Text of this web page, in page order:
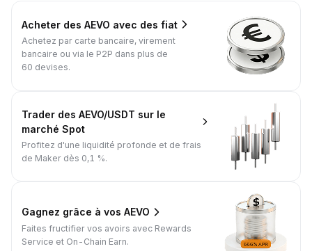
Acheter des AEVO avec des fiat
Achetez par carte bancaire, virement
bancaire ou via le P2P dans plus de
60 devises.
Trader des AEVO/USDT sur le
marché Spot
Profitez d'une liquidité profonde et de frais
de Maker dès 0,1 %.
Gagnez grâce à vos AEVO
Faites fructifier vos avoirs avec Rewards
Service et On-Chain Earn.